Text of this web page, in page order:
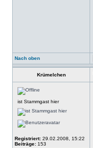
Nach oben
Krümelchen
ist Stammgast hier
Registriert: 29.02.2008, 15:22
Beiträge: 153